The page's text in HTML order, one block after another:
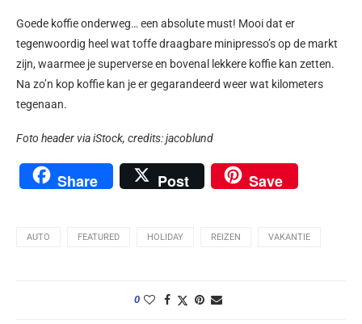
Goede koffie onderweg… een absolute must! Mooi dat er
tegenwoordig heel wat toffe draagbare minipresso’s op de markt
zijn, waarmee je superverse en bovenal lekkere koffie kan zetten.
Na zo’n kop koffie kan je er gegarandeerd weer wat kilometers
tegenaan.
Foto header via iStock, credits:jacoblund
Share Post Save
AUTO FEATURED HOLIDAY REIZEN VAKANTIE
0